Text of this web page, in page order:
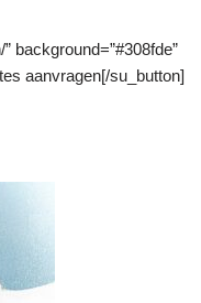
background=”#308fde”
aanvragen[/su_button]